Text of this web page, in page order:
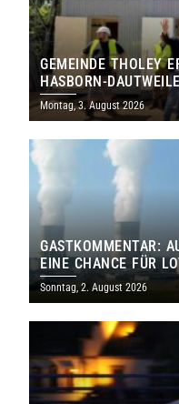
GEMEINDE THOLEY
HASBORN-
MILLIONEN EURO
Montag, 3. August 2026
GASTKOMMENTAR:
EINE CHANCE FÜR
SAARLAND
Sonntag, 2. August 2026